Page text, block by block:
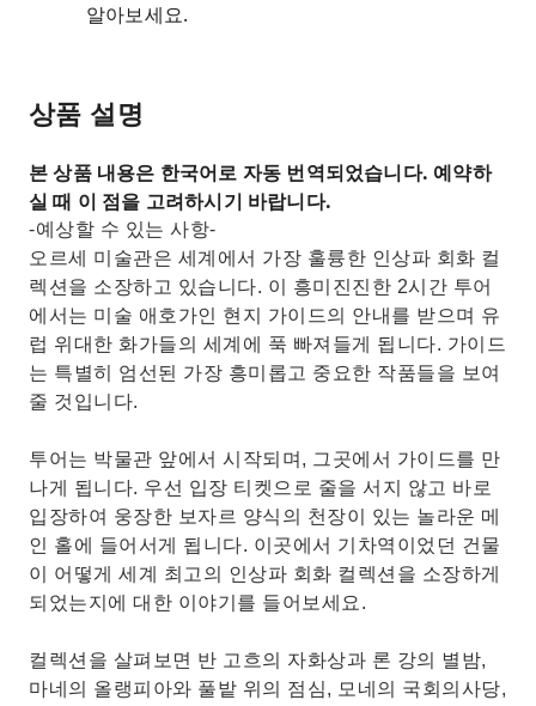
알아보세요.
상품 설명
본 상품 내용은 한국어로 자동 번역되었습니다. 예약하
실 때 이 점을 고려하시기 바랍니다.
-예상할 수 있는 사항-
오르세 미술관은 세계에서 가장 훌륭한 인상파 회화 컬
렉션을 소장하고 있습니다. 이 흥미진진한 2시간 투어
에서는 미술 애호가인 현지 가이드의 안내를 받으며 유
럽 위대한 화가들의 세계에 푹 빠져들게 됩니다. 가이드
는 특별히 엄선된 가장 흥미롭고 중요한 작품들을 보여
줄 것입니다.
투어는 박물관 앞에서 시작되며, 그곳에서 가이드를 만
나게 됩니다. 우선 입장 티켓으로 줄을 서지 않고 바로
입장하여 웅장한 보자르 양식의 천장이 있는 놀라운 메
인 홀에 들어서게 됩니다. 이곳에서 기차역이었던 건물
이 어떻게 세계 최고의 인상파 회화 컬렉션을 소장하게
되었는지에 대한 이야기를 들어보세요.
컬렉션을 살펴보면 반 고흐의 자화상과 론 강의 별밤,
마네의 올랭피아와 풀밭 위의 점심, 모네의 국회의사당,